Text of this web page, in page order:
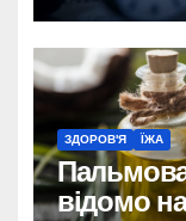
ЗДОРОВ'Я ЇЖА
відомо